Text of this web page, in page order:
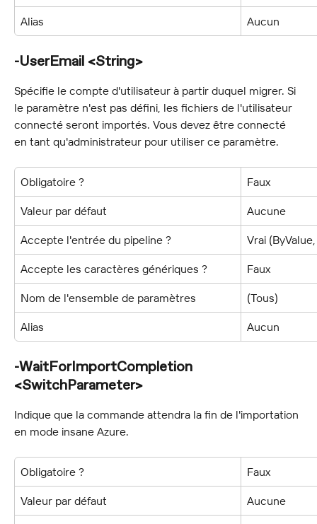
Alias Aucun
-UserEmail <String>
Spécifie le compte d'utilisateur à partir duquel migrer. Si
le paramètre n'est pas défini, les fichiers de l'utilisateur
connecté seront importés. Vous devez être connecté
en tant qu'administrateur pour utiliser ce paramètre.
Obligatoire ? Faux
Valeur par défaut Aucune
Accepte l'entrée du pipeline ? Vrai
Accepte les caractères génériques ? Faux
Nom de l'ensemble de paramètres (Tous)
Alias Aucun
-WaitForImportCompletion
<SwitchParameter>
Indique que la commande attendra la fin de l'importation
en mode insane Azure.
Obligatoire ? Faux
Valeur par défaut Aucune